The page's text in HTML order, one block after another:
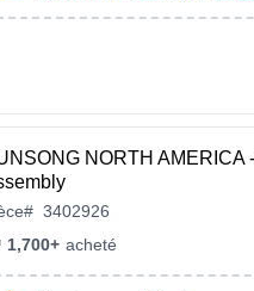
NORTH AMERICA
# 3402926
1,700+ acheté